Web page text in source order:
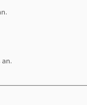
in seiner
der
Der